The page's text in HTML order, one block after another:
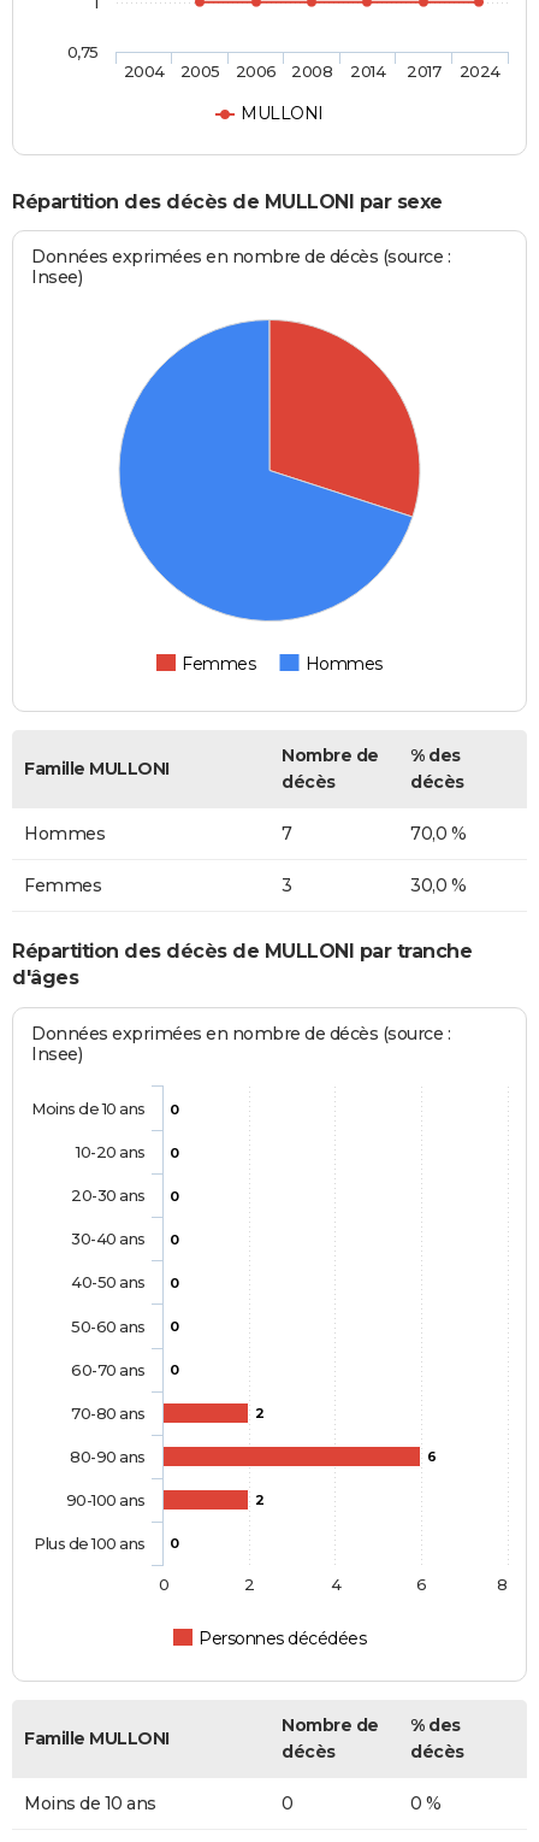
MULLONI
2004 2005 2006 2008 2014 2017 2024
0,75
Répartition des décès de MULLONI par sexe
Données exprimées en nombre de décès (source :
Insee)
Femmes Hommes
Famille MULLONI
Nombre de
décès
% des
décès
Hommes 7 70,0 %
Femmes 3 30,0 %
Répartition des décès de MULLONI par tranche
d'âges
Données exprimées en nombre de décès (source :
Insee)
0
0
0
0
0
0
0
2
6
2
0
Personnes décédées
Moins de 10 ans
10-20 ans
20-30 ans
30-40 ans
40-50 ans
50-60 ans
60-70 ans
70-80 ans
80-90 ans
90-100 ans
Plus de 100 ans
0 2 4 6 8
Famille MULLONI
Nombre de
décès
% des
décès
Moins de 10 ans 0 0 %